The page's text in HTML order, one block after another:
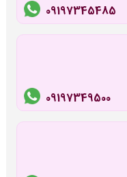
09197345485
09197349500